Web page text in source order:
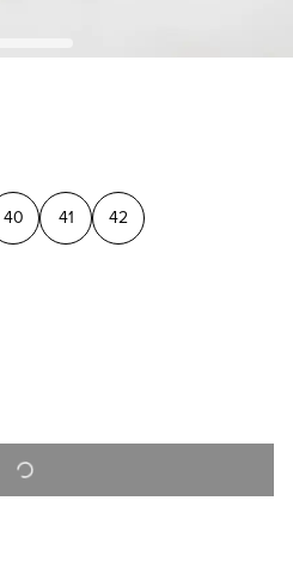
40 41 42